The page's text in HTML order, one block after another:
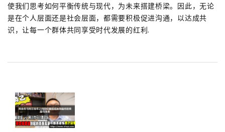
使我们思考如何平衡传统与现代，为未来搭建桥梁。因此，无论
是在个人层面还是社会层面，都需要积极促进沟通，以达成共
识，让每一个群体共同享受时代发展的红利.